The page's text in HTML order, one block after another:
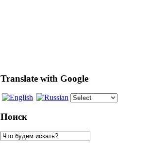
Translate with Google
Поиск